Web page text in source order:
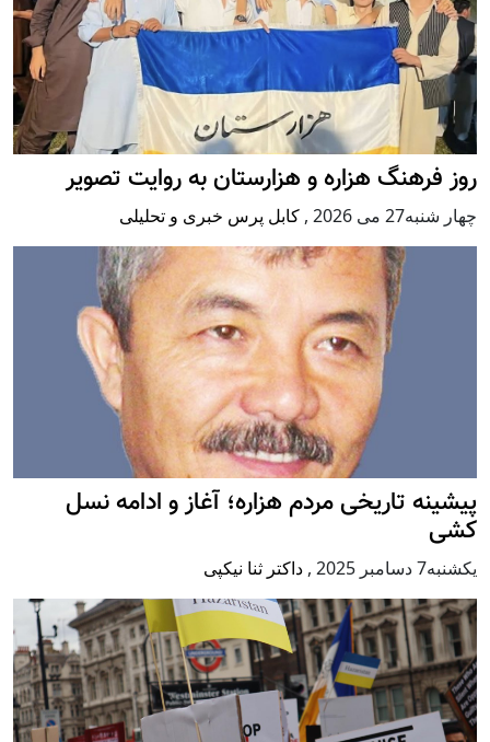
روز فرهنگ هزاره و هزارستان به روایت تصویر
چهار شنبه27 می 2026 , کابل پرس خبری و تحلیلی
پيشينه تاريخی مردم هزاره؛ آغاز و ادامه نسل
کشی
يكشنبه7 دسامبر 2025 , داکتر ثنا نیکپی